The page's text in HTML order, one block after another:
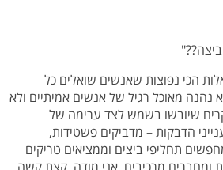
הכי נפוצות שאנשים שואלים כל
נהנה מאוכל רגיל של אנשים אמיתיים ולא
שיובשו בשמש לצד ערימה של
הדבקות – מדביקים פשטידות,
תחליפי ביצים וממציאים טריקים